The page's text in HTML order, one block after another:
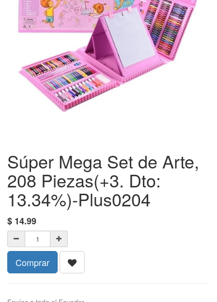
Súper Mega Set de Arte,
208 Piezas(+3. Dto:
13.34%)-Plus0204
$ 14.99
Comprar